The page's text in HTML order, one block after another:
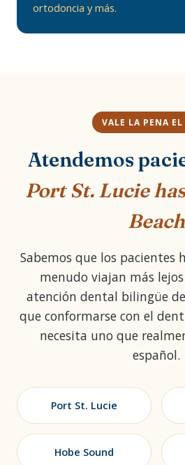
ortodoncia y más.
VALE LA PENA EL
Atendemos
Port St. Lucie
Beach
Sabemos que los pacientes
menudo viajan más
atención dental bilingüe
que conformarse con el
necesita uno que
español.
Port St. Lucie
Hobe Sound